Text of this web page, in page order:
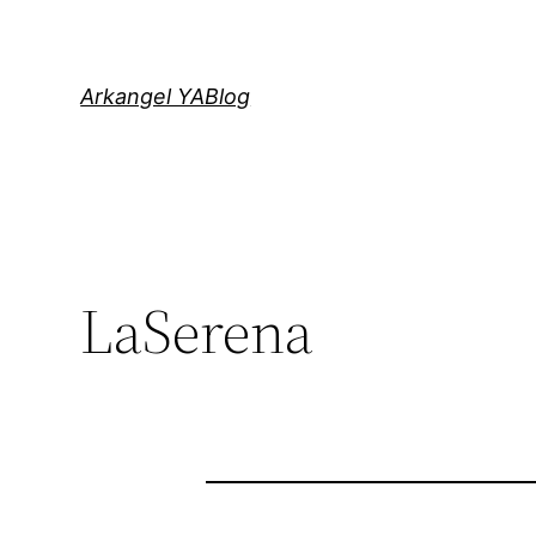
Arkangel YABlog
LaSerena